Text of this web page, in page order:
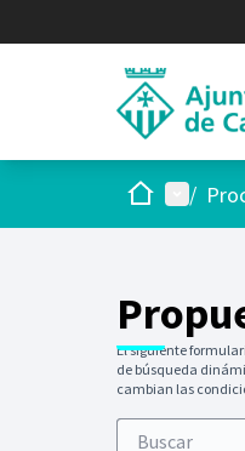
InicioMenú
/
El siguiente
de búsqueda
cambian las